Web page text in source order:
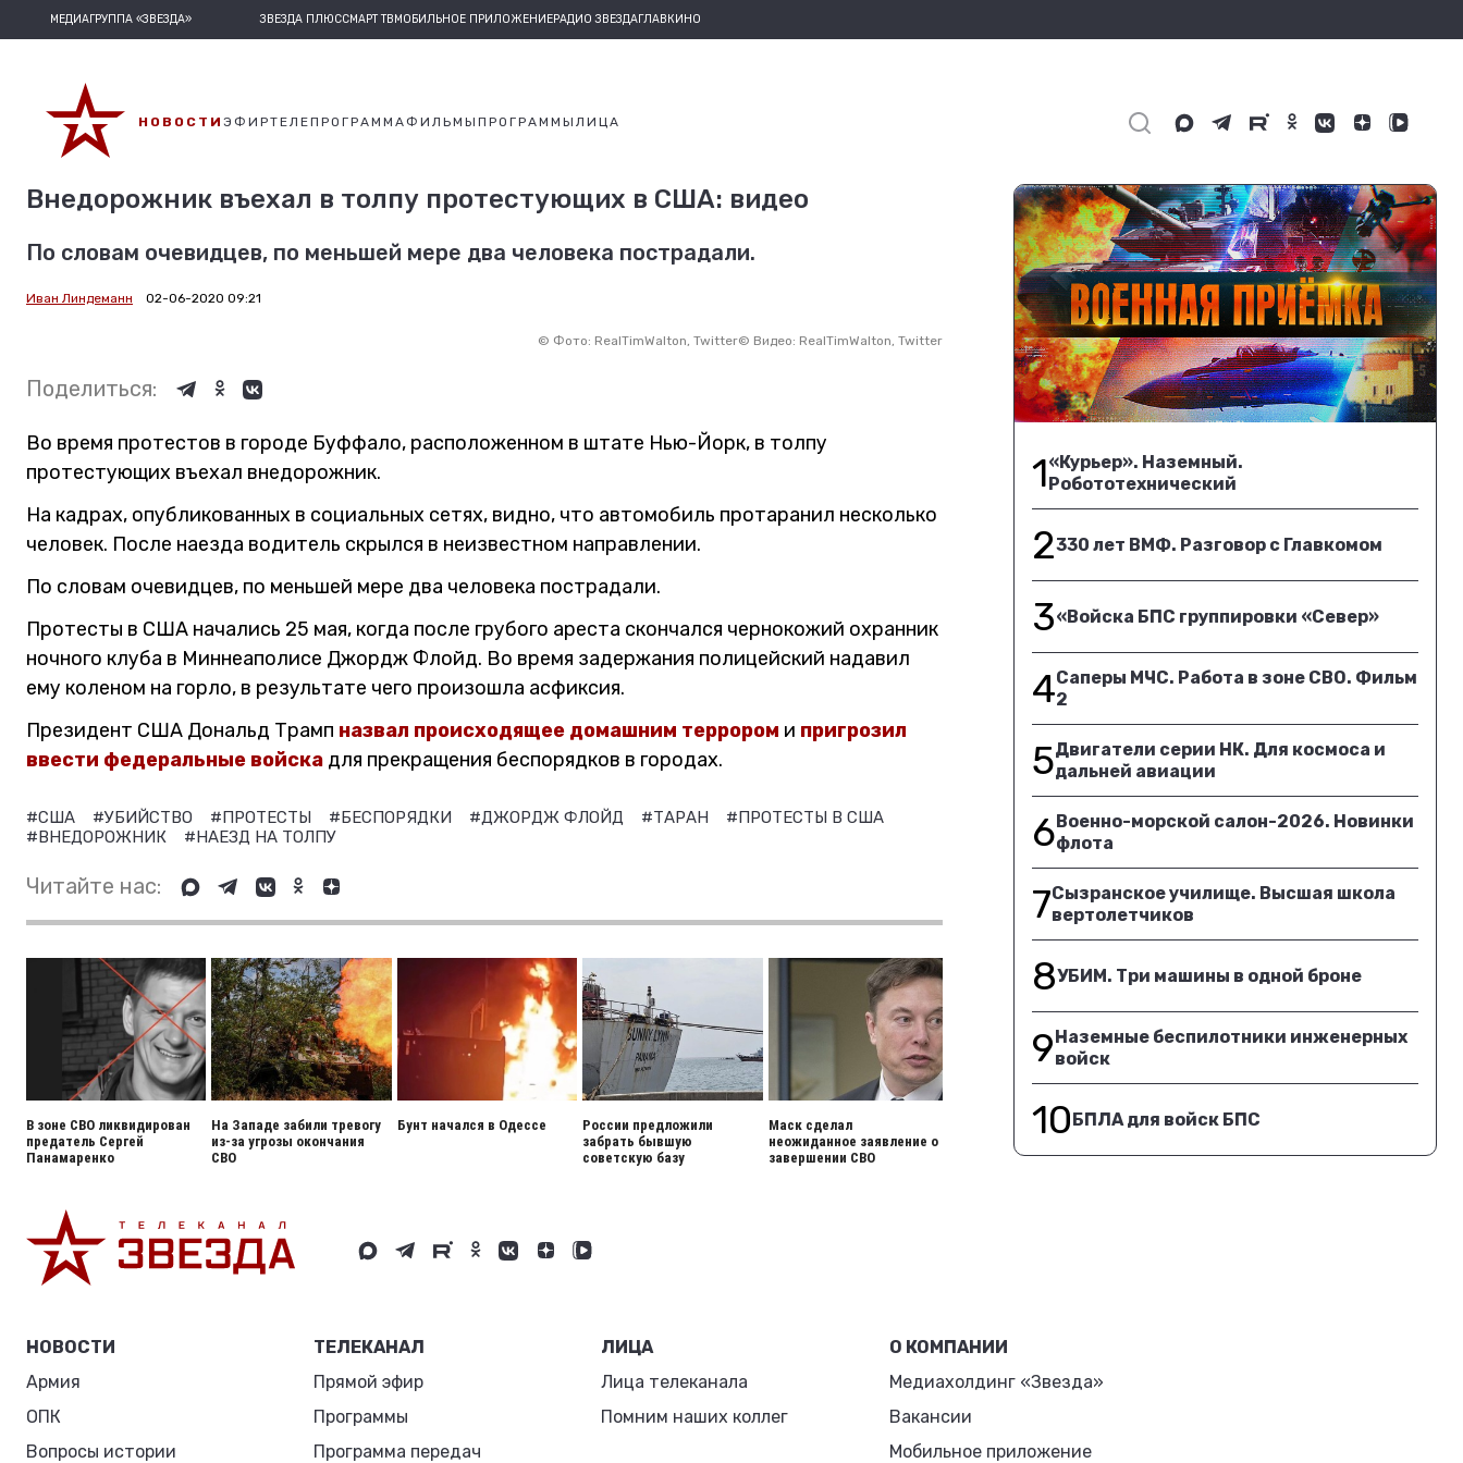
МЕДИАГРУППА «ЗВЕЗДА» ЗВЕЗДА ПЛЮССМАРТ ТВМОБИЛЬНОЕ ПРИЛОЖЕНИЕРАДИО ЗВЕЗДАГЛАВКИНО
НОВОСТИ ЭФИРТЕЛЕПРОГРАММАФИЛЬМЫ ПРОГРАММЫ ЛИЦА
Внедорожник въехал в толпу протестующих в США: видео
По словам очевидцев, по меньшей мере два человека пострадали.
Иван Линдеманн 02-06-2020 09:21
© Фото: RealTimWalton, Twitter© Видео: RealTimWalton, Twitter
Поделиться:
Во время протестов в городе Буффало, расположенном в штате Нью-Йорк, в толпу
протестующих въехал внедорожник.
На кадрах, опубликованных в социальных сетях, видно, что автомобиль протаранил несколько
человек. После наезда водитель скрылся в неизвестном направлении.
По словам очевидцев, по меньшей мере два человека пострадали.
Протесты в США начались 25 мая, когда после грубого ареста скончался чернокожий охранник
ночного клуба в Миннеаполисе Джордж Флойд. Во время задержания полицейский надавил
ему коленом на горло, в результате чего произошла асфиксия.
Президент США Дональд Трамп назвал происходящее домашним террором и пригрозил
ввести федеральные войска для прекращения беспорядков в городах.
#США #УБИЙСТВО #ПРОТЕСТЫ #БЕСПОРЯДКИ #ДЖОРДЖ ФЛОЙД #ТАРАН
#ПРОТЕСТЫ В США
#ВНЕДОРОЖНИК
#НАЕЗД НА ТОЛПУ
Читайте нас:
В зоне СВО ликвидирован
предатель Сергей
Панамаренко
На Западе забили тревогу
из-за угрозы окончания
СВО
Бунт начался в Одессе
России предложили
забрать бывшую
советскую базу
Маск сделал
неожиданное заявление о
завершении СВО
1«Курьер». Наземный.
Робототехнический
2330 лет ВМФ. Разговор с Главкомом
3«Войска БПС группировки «Север»
4Саперы МЧС. Работа в зоне СВО. Фильм
2
5Двигатели серии НК. Для космоса и
дальней авиации
6Военно-морской салон-2026. Новинки
флота
7Сызранское училище. Высшая школа
вертолетчиков
8УБИМ. Три машины в одной броне
9Наземные беспилотники инженерных
войск
10БПЛА для войск БПС
НОВОСТИ
Армия
ОПК
Вопросы истории
ТЕЛЕКАНАЛ
Прямой эфир
Программы
Программа передач
ЛИЦА
Лица телеканала
Помним наших коллег
О КОМПАНИИ
Медиахолдинг «Звезда»
Вакансии
Мобильное приложение